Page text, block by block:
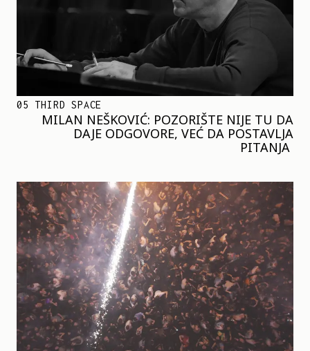
05 THIRD SPACE
MILAN NEŠKOVIĆ: POZORIŠTE NIJE TU DA
DAJE ODGOVORE, VEĆ DA POSTAVLJA
PITANJA